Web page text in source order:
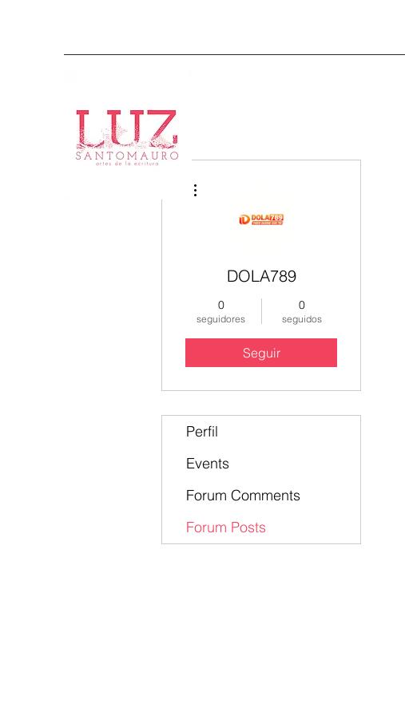
DOLA789
0
seguidores
0
seguidos
Seguir
Perfil
Events
Forum Comments
Forum Posts